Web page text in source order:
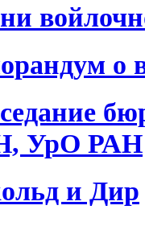
о
УрО РАН
и Дир